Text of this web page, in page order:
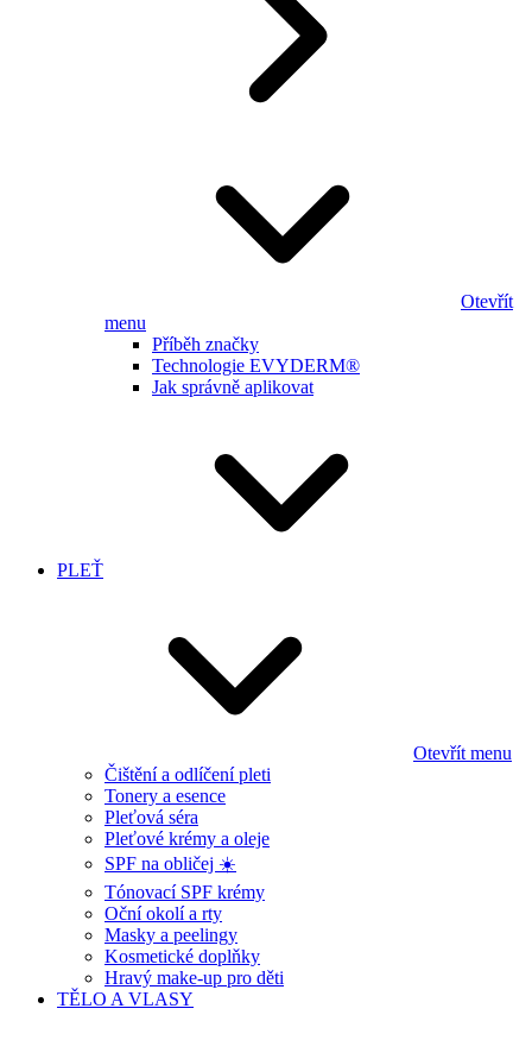
Otevřít
menu
Příběh značky
Technologie EVYDERM®
Jak správně aplikovat
PLEŤ
Otevřít menu
Čištění a odlíčení pleti
Tonery a esence
Pleťová séra
Pleťové krémy a oleje
SPF na obličej ☀️
Tónovací SPF krémy
Oční okolí a rty
Masky a peelingy
Kosmetické doplňky
Hravý make-up pro děti
TĚLO A VLASY